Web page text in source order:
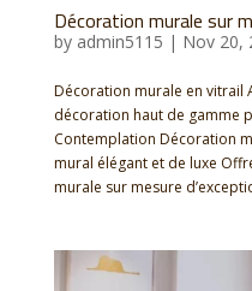
Décoration murale sur
by admin5115 | Nov 20,
Décoration murale en vitrail
décoration haut de gamme
Contemplation Décoration
mural élégant et de luxe
murale sur mesure